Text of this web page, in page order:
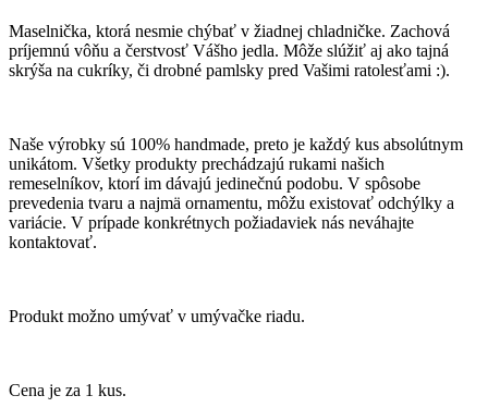
Maselnička, ktorá nesmie chýbať v žiadnej chladničke. Zachová
príjemnú vôňu a čerstvosť Vášho jedla. Môže slúžiť aj ako tajná
skrýša na cukríky, či drobné pamlsky pred Vašimi ratolesťami :).
Naše výrobky sú 100% handmade, preto je každý kus absolútnym
unikátom. Všetky produkty prechádzajú rukami našich
remeselníkov, ktorí im dávajú jedinečnú podobu. V spôsobe
prevedenia tvaru a najmä ornamentu, môžu existovať odchýlky a
variácie. V prípade konkrétnych požiadaviek nás neváhajte
kontaktovať.
Produkt možno umývať v umývačke riadu.
Cena je za 1 kus.